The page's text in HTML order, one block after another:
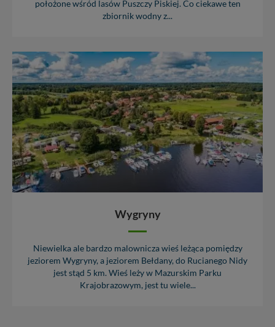
położone wśród lasów Puszczy Piskiej. Co ciekawe ten
zbiornik wodny z...
Wygryny
Niewielka ale bardzo malownicza wieś leżąca pomiędzy
jeziorem Wygryny, a jeziorem Bełdany, do Rucianego Nidy
jest stąd 5 km. Wieś leży w Mazurskim Parku
Krajobrazowym, jest tu wiele...